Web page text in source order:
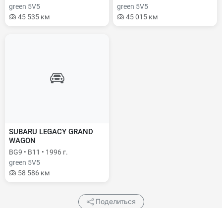
green 5V5
45 535 км
green 5V5
45 015 км
SUBARU LEGACY GRAND
WAGON
BG9 • B11 • 1996 г.
green 5V5
58 586 км
Поделиться